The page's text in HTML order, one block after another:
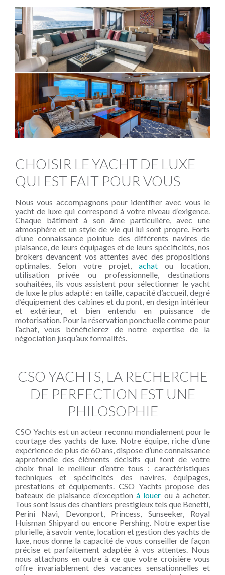
CHOISIR LE YACHT DE LUXE
QUI EST FAIT POUR VOUS
Nous vous accompagnons pour identifier avec vous le
yacht de luxe qui correspond à votre niveau d’exigence.
Chaque bâtiment à son âme particulière, avec une
atmosphère et un style de vie qui lui sont propre. Forts
d’une connaissance pointue des différents navires de
plaisance, de leurs équipages et de leurs spécificités, nos
brokers devancent vos attentes avec des propositions
optimales. Selon votre projet, achat ou location,
utilisation privée ou professionnelle, destinations
souhaitées, ils vous assistent pour sélectionner le yacht
de luxe le plus adapté : en taille, capacité d’accueil, degré
d’équipement des cabines et du pont, en design intérieur
et extérieur, et bien entendu en puissance de
motorisation. Pour la réservation ponctuelle comme pour
l’achat, vous bénéficierez de notre expertise de la
négociation jusqu’aux formalités.
CSO YACHTS, LA RECHERCHE
DE PERFECTION EST UNE
PHILOSOPHIE
CSO Yachts est un acteur reconnu mondialement pour le
courtage des yachts de luxe. Notre équipe, riche d’une
expérience de plus de 60 ans, dispose d’une connaissance
approfondie des éléments décisifs qui font de votre
choix final le meilleur d’entre tous : caractéristiques
techniques et spécificités des navires, équipages,
prestations et équipements. CSO Yachts propose des
bateaux de plaisance d’exception à louer ou à acheter.
Tous sont issus des chantiers prestigieux tels que Benetti,
Perini Navi, Devonport, Princess, Sunseeker, Royal
Huisman Shipyard ou encore Pershing. Notre expertise
plurielle, à savoir vente, location et gestion des yachts de
luxe, nous donne la capacité de vous conseiller de façon
précise et parfaitement adaptée à vos attentes. Nous
nous attachons en outre à ce que votre croisière vous
offre invariablement des vacances sensationnelles et